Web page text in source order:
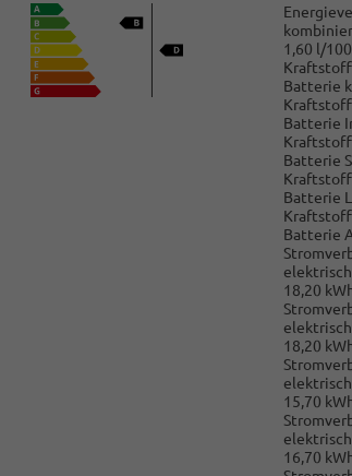
1,60 l/
Batterie
Batterie
Batterie
Batterie
Batterie
18,20
18,20
15,70
16,70